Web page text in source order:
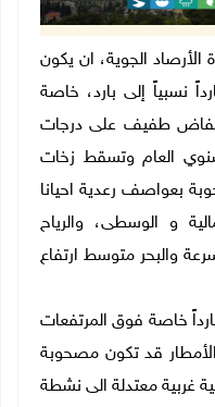
دائرة الأرصاد الجوية، ان يكون
نسبياً إلى بارد، خاصة
طفيف على درجات
العام وتسقط زخات
بعواصف رعدية احيانا
و الوسطى، والرياح
والبحر متوسط ارتفاع
خاصة فوق المرتفعات
قد تكون مصحوبة
غربية معتدلة الى نشطة